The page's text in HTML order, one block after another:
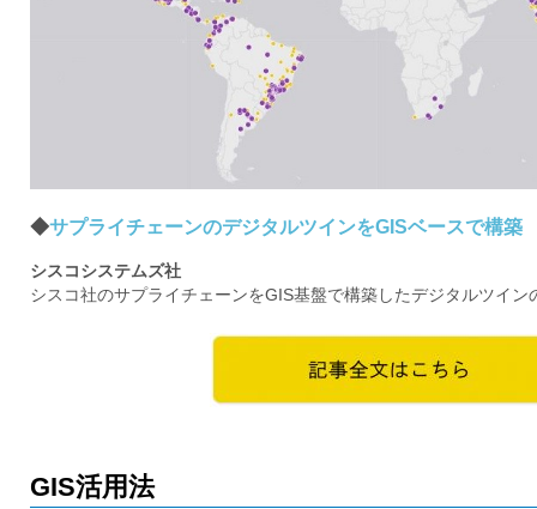
◆サプライチェーンのデジタルツインをGISベースで構築
シスコシステムズ社
シスコ社のサプライチェーンをGIS基盤で構築したデジタルツイン
GIS活用法